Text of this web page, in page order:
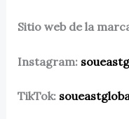
Sitio web de la
Instagram:
TikTok: